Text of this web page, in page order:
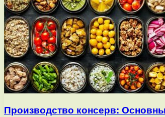
Производство консерв: